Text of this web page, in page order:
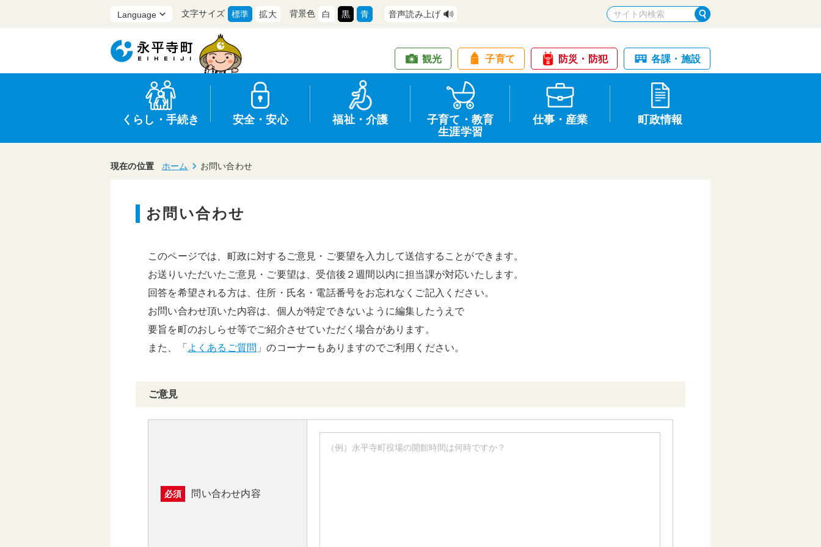
観光 子育て 防災・防犯 各課・施設
くらし・手続き
上水道・下水道
申請書・証明書 支援 環境
安全・安心
防災
福祉・介護
医療
子育て・教育
生涯学習
保育・子育て
仕事・産業
農業・林業・漁業
町政情報
行政
広報 募集 申請手続き
頑張る地方応援プロ
グラム
文字サイズ 標準 拡大 背景色 白 黒 青 音声読み上げ
現在の位置 ホーム お問い合わせ
お問い合わせ
このページでは、町政に対するご意見・ご要望を入力して送信することができます。
お送りいただいたご意見・ご要望は、受信後２週間以内に担当課が対応いたします。
回答を希望される方は、住所・氏名・電話番号をお忘れなくご記入ください。
お問い合わせ頂いた内容は、個人が特定できないように編集したうえで
要旨を町のおしらせ等でご紹介させていただく場合があります。
また、「 よくあるご質問 」のコーナーもありますのでご利用ください。
ご意見
必須 問い合わせ内容